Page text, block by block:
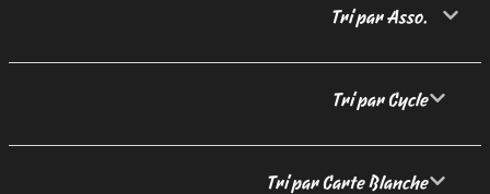
Tri par Asso.
Tri par Cycle
Tri par Carte Blanche